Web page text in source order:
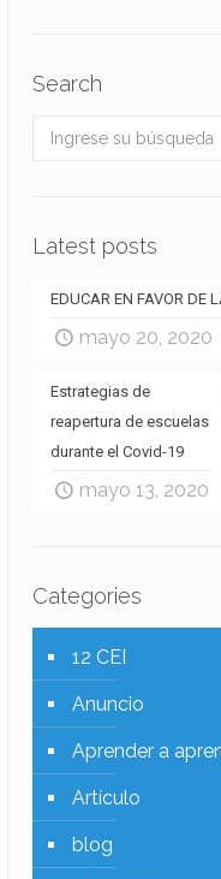
Search
Latest posts
EDUCAR EN FAVOR DE
mayo 20, 2020
Estrategias de
reapertura de escuelas
durante el Covid-19
mayo 13, 2020
Categories
12 CEI
Anuncio
Aprender a
Artículo
blog